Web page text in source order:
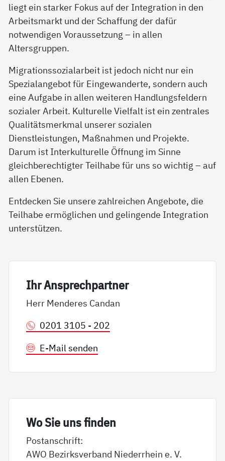
liegt ein starker Fokus auf der Integration in den
Arbeitsmarkt und der Schaffung der dafür
notwendigen Voraussetzung – in allen
Altersgruppen.
Migrationssozialarbeit ist jedoch nicht nur ein
Spezialangebot für Eingewanderte, sondern auch
eine Aufgabe in allen weiteren Handlungsfeldern
sozialer Arbeit. Kulturelle Vielfalt ist ein zentrales
Qualitätsmerkmal unserer sozialen
Dienstleistungen, Maßnahmen und Projekte.
Darum ist Interkulturelle Öffnung im Sinne
gleichberechtigter Teilhabe für uns so wichtig – auf
allen Ebenen.
Entdecken Sie unsere zahlreichen Angebote, die
Teilhabe ermöglichen und gelingende Integration
unterstützen.
Ihr An­sp­rech­part­ner
Herr Menderes Candan
0201 3105 - 202
E-Mail senden
Wo Sie uns fin­den
Postanschrift:
AWO Bezirksverband Niederrhein e. V.